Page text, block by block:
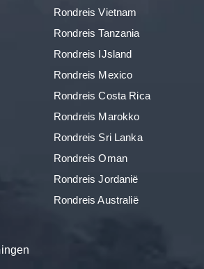
Rondreis Vietnam
Rondreis Tanzania
Rondreis IJsland
Rondreis Mexico
Rondreis Costa Rica
Rondreis Marokko
Rondreis Sri Lanka
Rondreis Oman
Rondreis Jordanië
Rondreis Australië